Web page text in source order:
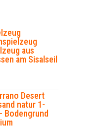
aus
am Sisalseil
Desert
natur 1-
Bodengrund